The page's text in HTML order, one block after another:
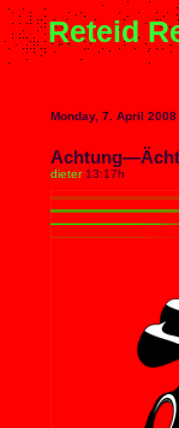
Reteid
Monday, 7. April 2008
dieter13:17h